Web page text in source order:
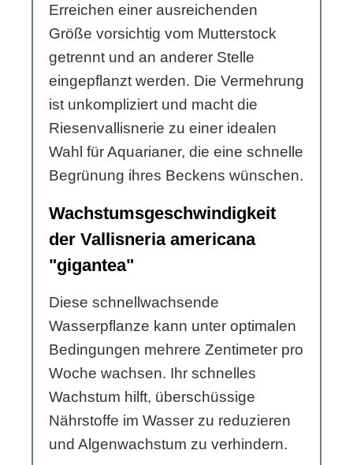
Erreichen einer ausreichenden
Größe vorsichtig vom Mutterstock
getrennt und an anderer Stelle
eingepflanzt werden. Die Vermehrung
ist unkompliziert und macht die
Riesenvallisnerie zu einer idealen
Wahl für Aquarianer, die eine schnelle
Begrünung ihres Beckens wünschen.
Wachstumsgeschwindigkeit
der Vallisneria americana
"gigantea"
Diese schnellwachsende
Wasserpflanze kann unter optimalen
Bedingungen mehrere Zentimeter pro
Woche wachsen. Ihr schnelles
Wachstum hilft, überschüssige
Nährstoffe im Wasser zu reduzieren
und Algenwachstum zu verhindern.